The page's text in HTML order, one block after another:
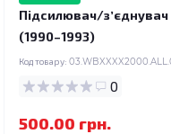
Підсилювач/
(1990–1993)
Код товару:
0
500.00 грн.